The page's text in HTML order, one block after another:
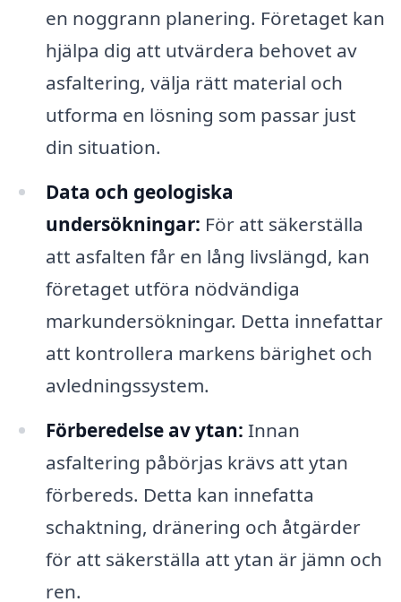
en noggrann planering. Företaget kan
hjälpa dig att utvärdera behovet av
asfaltering, välja rätt material och
utforma en lösning som passar just
din situation.
Data och geologiska
undersökningar: För att säkerställa
att asfalten får en lång livslängd, kan
företaget utföra nödvändiga
markundersökningar. Detta innefattar
att kontrollera markens bärighet och
avledningssystem.
Förberedelse av ytan: Innan
asfaltering påbörjas krävs att ytan
förbereds. Detta kan innefatta
schaktning, dränering och åtgärder
för att säkerställa att ytan är jämn och
ren.